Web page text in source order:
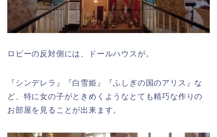
ロビーの反対側には、ドールハウスが。
『シンデレラ』『白雪姫』『ふしぎの国のアリス』な
ど、特に女の子がときめくようなとても精巧な作りの
お部屋を見ることが出来ます。